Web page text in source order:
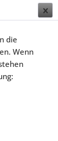
10,5X21
die
Wenn